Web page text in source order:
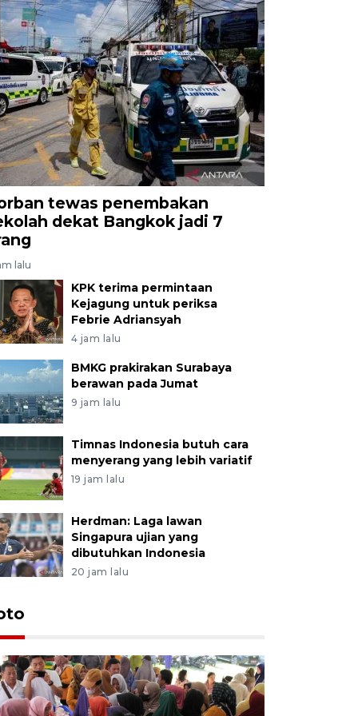
tewas penembakan
dekat Bangkok jadi 7
lalu
KPK terima permintaan
Kejagung untuk periksa
Febrie Adriansyah
4 jam lalu
BMKG prakirakan Surabaya
berawan pada Jumat
9 jam lalu
Timnas Indonesia butuh cara
menyerang yang lebih variatif
19 jam lalu
Herdman: Laga lawan
Singapura ujian yang
dibutuhkan Indonesia
20 jam lalu